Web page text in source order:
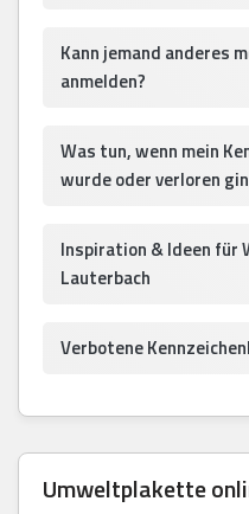
Kann jemand anderes
anmelden?
Was tun, wenn mein
wurde oder verloren
Inspiration & Ideen für
Lauterbach
Verbotene
Umweltplakette